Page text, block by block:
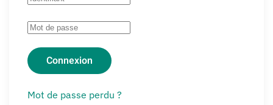
Connexion
Mot de passe perdu ?